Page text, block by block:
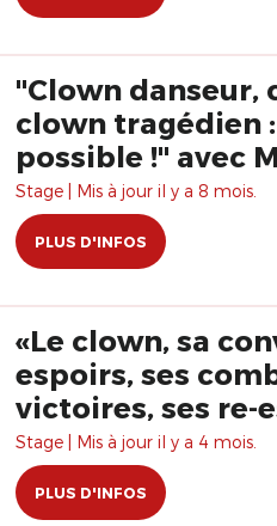
"Clown danseur,
clown tragédien
possible !" avec
Stage | Mis à jour il y a 8 mois.
PLUS D'INFOS
«Le clown, sa
espoirs, ses
victoires, ses re-
ratés, ses re-
ratés, ses
ses faux ratés,
Stage | Mis à jour il y a 4 mois.
PLUS D'INFOS